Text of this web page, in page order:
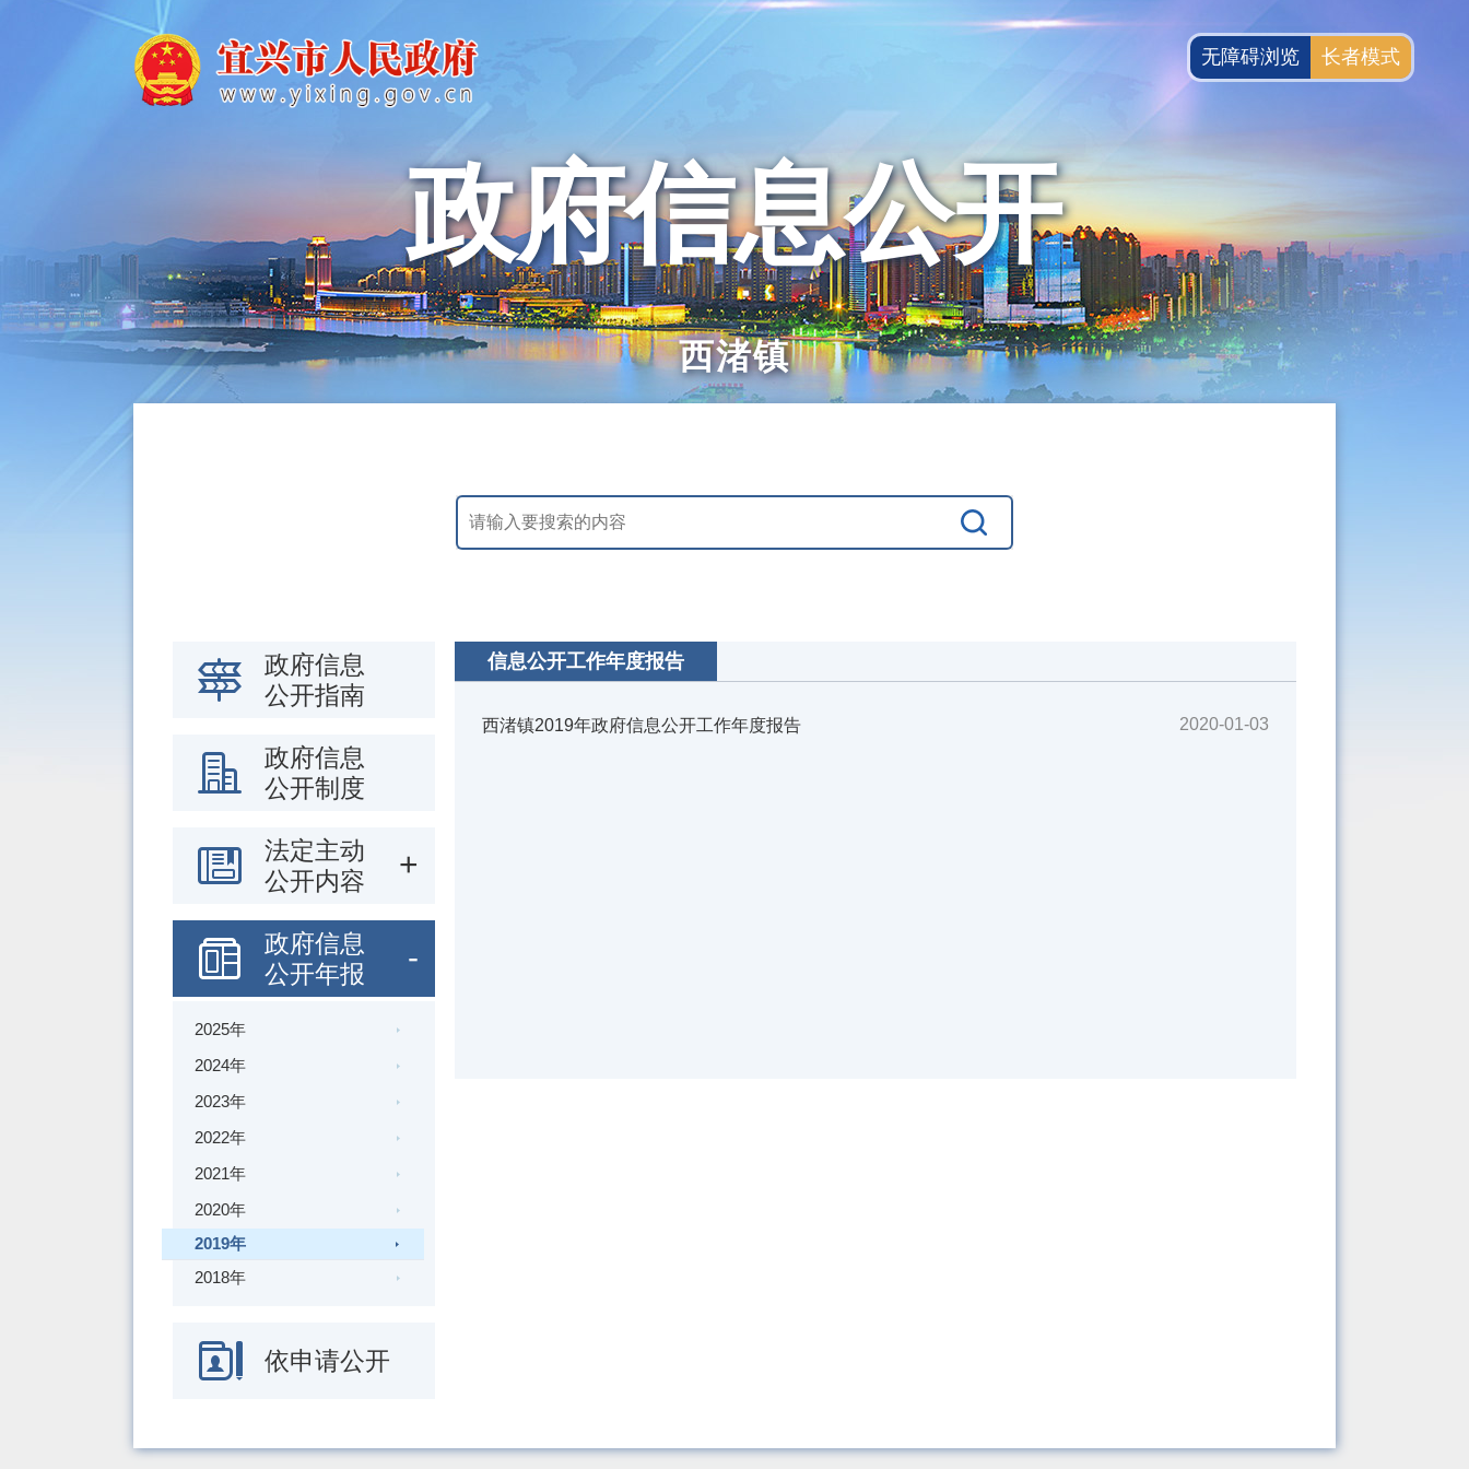
政府信息公开
西渚镇
政府信息
公开指南
政府信息
公开制度
法定主动
公开内容
政府信息
公开年报
2025年
2024年
2023年
2022年
2021年
2020年
2019年
2018年
依申请公开
信息公开工作年度报告
西渚镇2019年政府信息公开工作年度报告 2020-01-03
无障碍浏览 长者模式